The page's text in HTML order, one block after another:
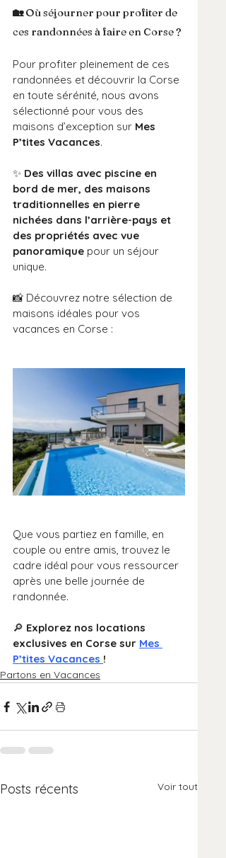
🏡 Où séjourner pour profiter de
ces randonnées à faire en Corse ?
Pour profiter pleinement de ces
randonnées et découvrir la Corse
en toute sérénité, nous avons
sélectionné pour vous des
maisons d’exception sur Mes
P’tites Vacances.
✨ Des villas avec piscine en
bord de mer, des maisons
traditionnelles en pierre
nichées dans l’arrière-pays et
des propriétés avec vue
panoramique pour un séjour
unique.
📸 Découvrez notre sélection de
maisons idéales pour vos
vacances en Corse :
Que vous partiez en famille, en
couple ou entre amis, trouvez le
cadre idéal pour vous ressourcer
après une belle journée de
randonnée.
🔎 Explorez nos locations
exclusives en Corse sur Mes
P’tites Vacances !
Partons en Vacances
Posts récents Voir tout